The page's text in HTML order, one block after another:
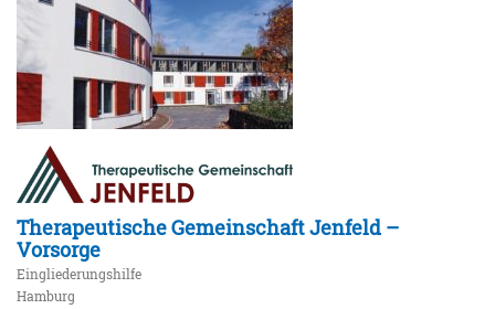
Therapeutische Gemeinschaft Jenfeld –
Vorsorge
Eingliederungshilfe
Hamburg